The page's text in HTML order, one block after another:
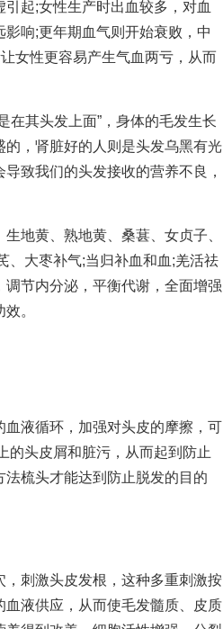
起;女性生产时出血较多，对血
响;更年期血气则开始衰败，中
女性更容易产生气血两亏，从而
其头发上面”，身体的毛发生长
，肾脏好的人则是头发乌黑有光
致我们的头发接收的营养不良，
地黄、熟地黄、桑葚、女贞子、
、大枣补气;当归补血和血;羌活祛
节内分泌，平衡代谢，全面增强
。
液循环，加强对头皮的摩擦，可
的头皮屑和脏污，从而起到防止
梳头才能达到防止脱发的目的
刺激头皮发根，这种多重刺激按
液供应，从而使毛发髓质、皮质